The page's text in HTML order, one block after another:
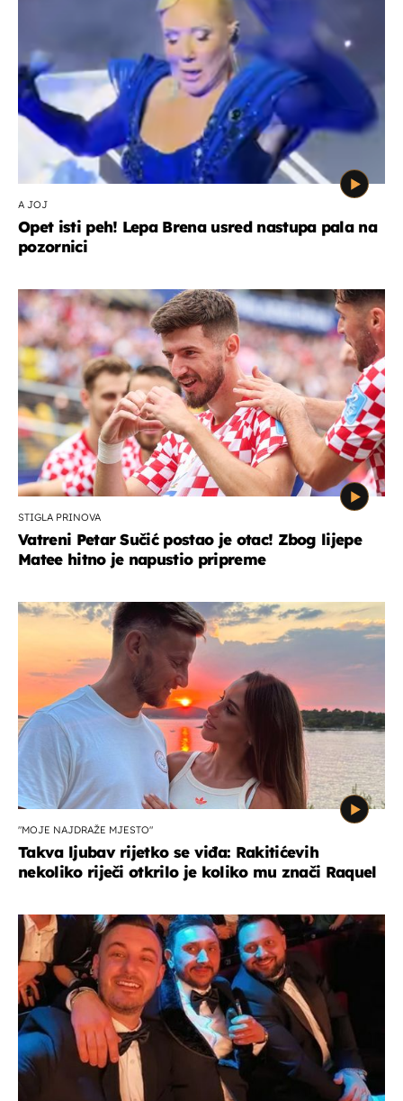
A JOJ
Opet isti peh! Lepa Brena usred nastupa pala na
pozornici
STIGLA PRINOVA
Vatreni Petar Sučić postao je otac! Zbog lijepe
Matee hitno je napustio pripreme
"MOJE NAJDRAŽE MJESTO"
Takva ljubav rijetko se viđa: Rakitićevih
nekoliko riječi otkrilo je koliko mu znači Raquel